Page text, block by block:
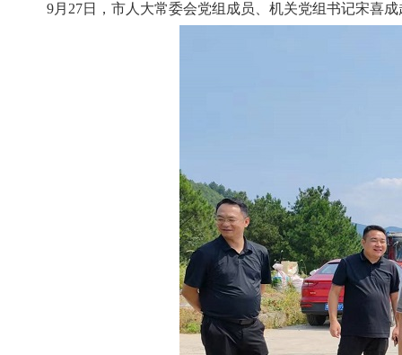
9月27日，市人大常委会党组成员、机关党组书记宋喜